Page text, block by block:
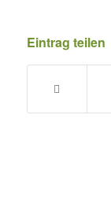
Eintrag teilen